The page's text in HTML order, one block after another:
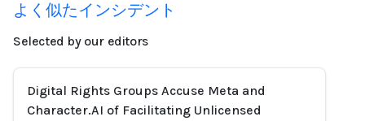
よく似たインシデント
Selected by our editors
Digital Rights Groups Accuse Meta and
Character.AI of Facilitating Unlicensed